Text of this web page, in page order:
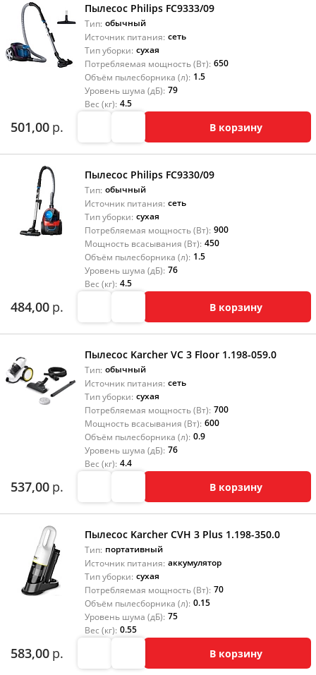
Пылесос Philips FC9333/09
Тип: обычный
Источник питания: сеть
Тип уборки: сухая
Потребляемая мощность (Вт): 650
Объём пылесборника (л): 1.5
Уровень шума (дБ): 79
Вес (кг): 4.5
501,00 р. В корзину
Пылесос Philips FC9330/09
Тип: обычный
Источник питания: сеть
Тип уборки: сухая
Потребляемая мощность (Вт): 900
Мощность всасывания (Вт): 450
Объём пылесборника (л): 1.5
Уровень шума (дБ): 76
Вес (кг): 4.5
484,00 р. В корзину
Пылесос Karcher VC 3 Floor 1.198-059.0
Тип: обычный
Источник питания: сеть
Тип уборки: сухая
Потребляемая мощность (Вт): 700
Мощность всасывания (Вт): 600
Объём пылесборника (л): 0.9
Уровень шума (дБ): 76
Вес (кг): 4.4
537,00 р. В корзину
Пылесос Karcher CVH 3 Plus 1.198-350.0
Тип: портативный
Источник питания: аккумулятор
Тип уборки: сухая
Потребляемая мощность (Вт): 70
Объём пылесборника (л): 0.15
Уровень шума (дБ): 75
Вес (кг): 0.55
583,00 р. В корзину